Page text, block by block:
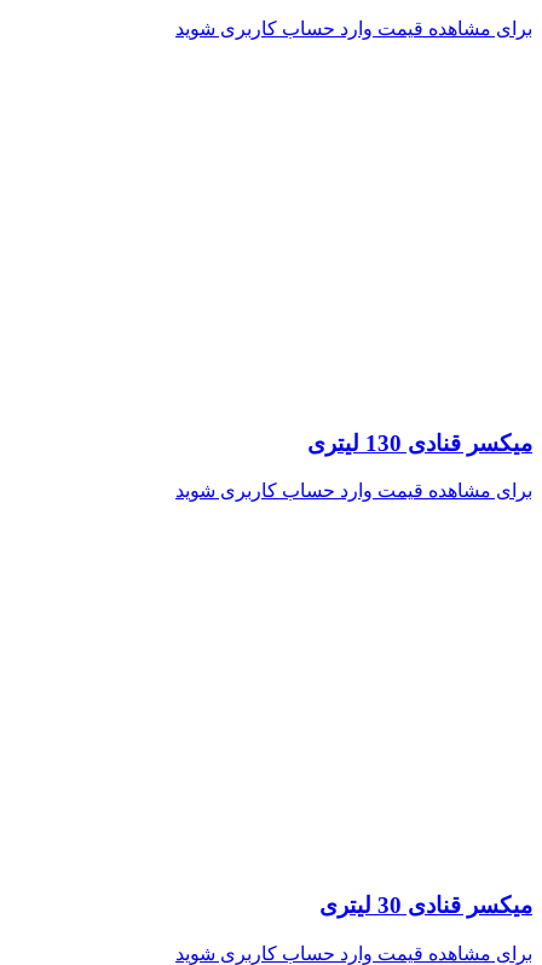
برای مشاهده قیمت وارد حساب کاربری شوید
میکسر قنادی 130 لیتری
برای مشاهده قیمت وارد حساب کاربری شوید
میکسر قنادی 30 لیتری
برای مشاهده قیمت وارد حساب کاربری شوید